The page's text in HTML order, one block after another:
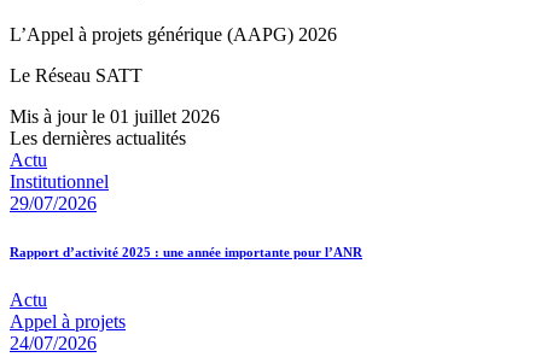
L’Appel à projets générique (AAPG) 2026
Le Réseau SATT
Mis à jour le 01 juillet 2026
Les dernières actualités
Actu
Institutionnel
29/07/2026
Rapport d’activité 2025 : une année importante pour l’ANR
Actu
Appel à projets
24/07/2026